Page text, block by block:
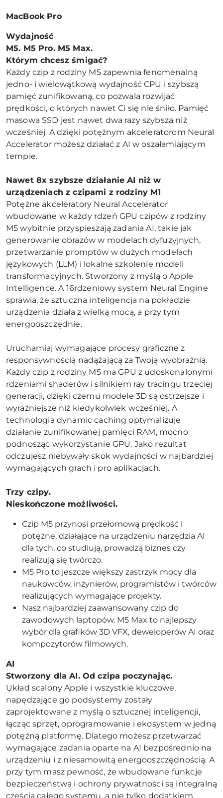
MacBook Pro
Wydajność
M5. M5 Pro. M5 Max.
Którym chcesz śmigać?
Każdy czip z rodziny M5 zapewnia fenomenalną
jedno- i wielowątkową wydajność CPU i szybszą
pamięć zunifikowaną, co pozwala rozwijać
prędkości, o których nawet Ci się nie śniło. Pamięć
masowa SSD jest nawet dwa razy szybsza niż
wcześniej. A dzięki potężnym akceleratorom Neural
Accelerator możesz działać z AI w oszałamiającym
tempie.
Nawet 8x szybsze działanie AI niż w
urządzeniach z czipami z rodziny M1
Potężne akceleratory Neural Accelerator
wbudowane w każdy rdzeń GPU czipów z rodziny
M5 wybitnie przyspieszają zadania AI, takie jak
generowanie obrazów w modelach dyfuzyjnych,
przetwarzanie promptów w dużych modelach
językowych (LLM) i lokalne szkolenie modeli
transformacyjnych. Stworzony z myślą o Apple
Intelligence. A 16rdzeniowy system Neural Engine
sprawia, że sztuczna inteligencja na pokładzie
urządzenia działa z wielką mocą, a przy tym
energooszczędnie.
Uruchamiaj wymagające procesy graficzne z
responsywnością nadążającą za Twoją wyobraźnią.
Każdy czip z rodziny M5 ma GPU z udoskonalonymi
rdzeniami shaderów i silnikiem ray tracingu trzeciej
generacji, dzięki czemu modele 3D są ostrzejsze i
wyraźniejsze niż kiedykolwiek wcześniej. A
technologia dynamic caching optymalizuje
działanie zunifikowanej pamięci RAM, mocno
podnosząc wykorzystanie GPU. Jako rezultat
odczujesz niebywały skok wydajności w najbardziej
wymagających grach i pro aplikacjach.
Trzy czipy.
Nieskończone możliwości.
Czip M5 przynosi przełomową prędkość i
potężne, działające na urządzeniu narzędzia AI
dla tych, co studiują, prowadzą biznes czy
realizują się twórczo.
M5 Pro to jeszcze większy zastrzyk mocy dla
naukowców, inżynierów, programistów i twórców
realizujących wymagające projekty.
Nasz najbardziej zaawansowany czip do
zawodowych laptopów. M5 Max to najlepszy
wybór dla grafików 3D VFX, deweloperów AI oraz
kompozytorów filmowych.
AI
Stworzony dla AI. Od czipa poczynając.
Układ scalony Apple i wszystkie kluczowe,
napędzające go podsystemy zostały
zaprojektowane z myślą o sztucznej inteligencji,
łącząc sprzęt, oprogramowanie i ekosystem w jedną
potężną platformę. Dlatego możesz przetwarzać
wymagające zadania oparte na AI bezpośrednio na
urządzeniu i z niesamowitą energooszczędnością. A
przy tym masz pewność, że wbudowane funkcje
bezpieczeństwa i ochrony prywatności są integralną
częścią całego systemu, a nie tylko dodatkiem.